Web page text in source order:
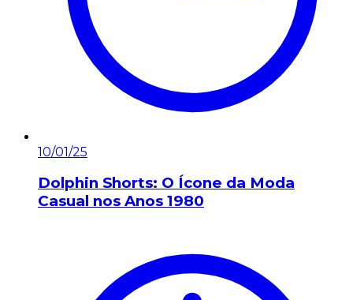
10/01/25
Dolphin Shorts: O Ícone da Moda
Casual nos Anos 1980